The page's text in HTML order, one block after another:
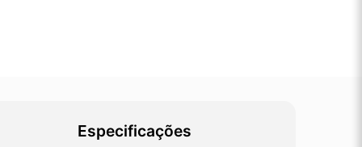
Especificações